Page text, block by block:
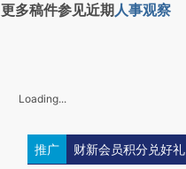
更多稿件参见近期人事观察
Loading...
推广 财新会员积分兑好礼